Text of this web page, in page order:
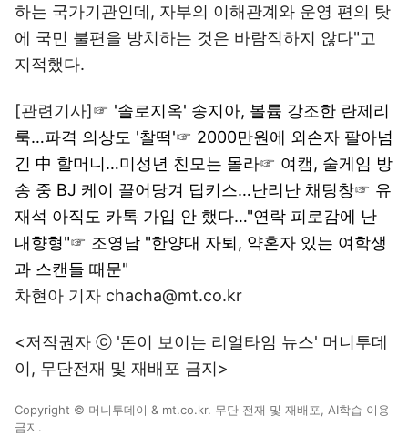
하는 국가기관인데, 자부의 이해관계와 운영 편의 탓
에 국민 불편을 방치하는 것은 바람직하지 않다"고
지적했다.
[관련기사]☞ '솔로지옥' 송지아, 볼륨 강조한 란제리
룩…파격 의상도 '찰떡'☞ 2000만원에 외손자 팔아넘
긴 中 할머니…미성년 친모는 몰라☞ 여캠, 술게임 방
송 중 BJ 케이 끌어당겨 딥키스…난리난 채팅창☞ 유
재석 아직도 카톡 가입 안 했다…"연락 피로감에 난
내향형"☞ 조영남 "한양대 자퇴, 약혼자 있는 여학생
과 스캔들 때문"
차현아 기자 chacha@mt.co.kr
<저작권자 ⓒ '돈이 보이는 리얼타임 뉴스' 머니투데
이, 무단전재 및 재배포 금지>
Copyright © 머니투데이 & mt.co.kr. 무단 전재 및 재배포, AI학습 이용
금지.